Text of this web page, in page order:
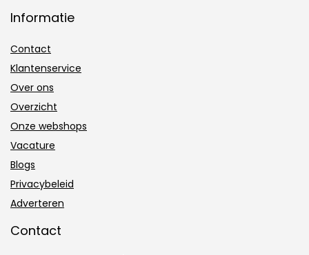
Informatie
Contact
Klantenservice
Over ons
Overzicht
Onze webshops
Vacature
Blogs
Privacybeleid
Adverteren
Contact